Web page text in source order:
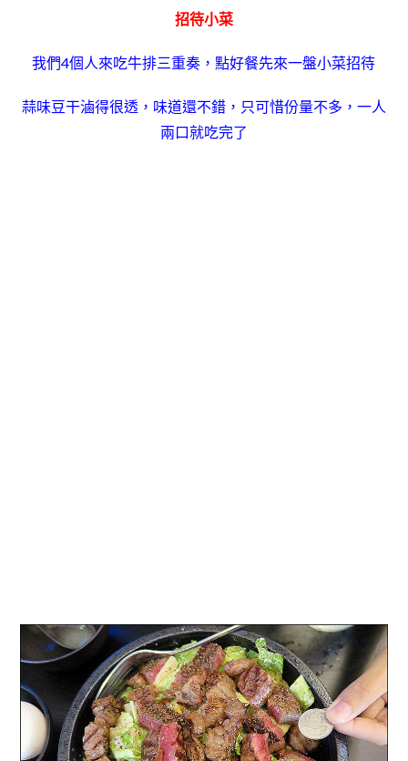
招待小菜
我們4個人來吃牛排三重奏，點好餐先來一盤小菜招待
蒜味豆干滷得很透，味道還不錯，只可惜份量不多，一人
兩口就吃完了